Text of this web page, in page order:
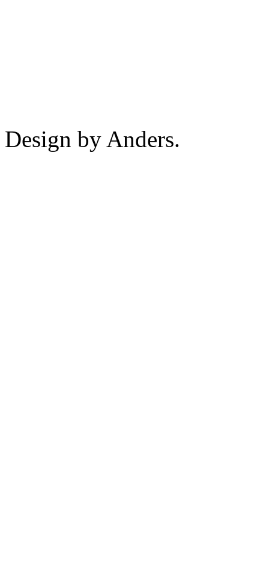
Design by Anders.